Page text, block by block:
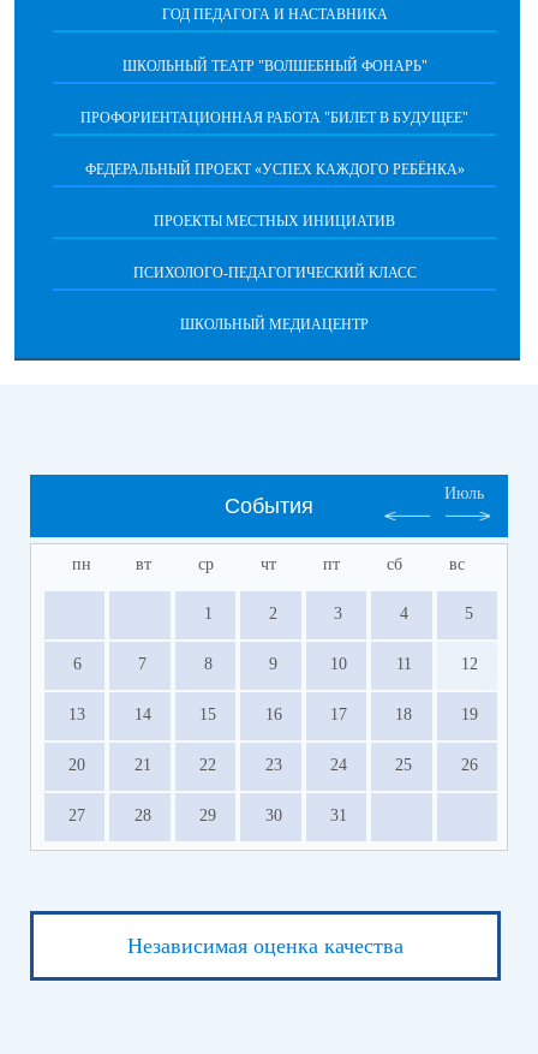
ГОД ПЕДАГОГА И НАСТАВНИКА
ШКОЛЬНЫЙ ТЕАТР "ВОЛШЕБНЫЙ ФОНАРЬ"
ПРОФОРИЕНТАЦИОННАЯ РАБОТА "БИЛЕТ В БУДУЩЕЕ"
ФЕДЕРАЛЬНЫЙ ПРОЕКТ «УСПЕХ КАЖДОГО РЕБЁНКА»
ПРОЕКТЫ МЕСТНЫХ ИНИЦИАТИВ
ПСИХОЛОГО-ПЕДАГОГИЧЕСКИЙ КЛАСС
ШКОЛЬНЫЙ МЕДИАЦЕНТР
События
Июль
пн вт ср чт пт сб вс
1 2 3 4 5
6 7 8 9 10 11 12
13 14 15 16 17 18 19
20 21 22 23 24 25 26
27 28 29 30 31
Независимая оценка качества